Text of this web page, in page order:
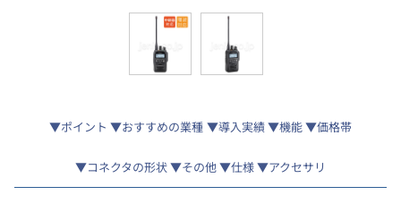
ポイント おすすめの業種 導入実績 機能 価格帯
コネクタの形状 その他 仕様 アクセサリ